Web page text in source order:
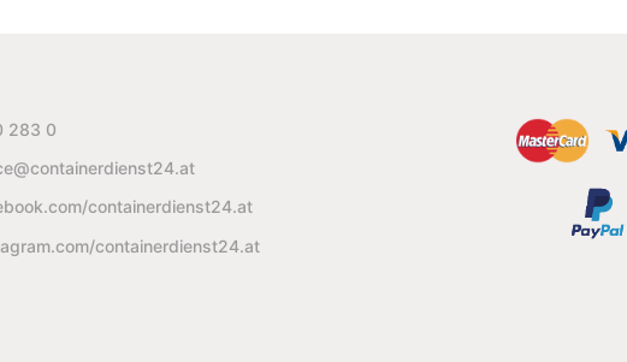
283 0
containerdienst24.at
containerdienst24.at